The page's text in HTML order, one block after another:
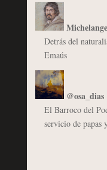
Detrás del
Emaús
@osa_dias
El Barroco del
servicio de papas